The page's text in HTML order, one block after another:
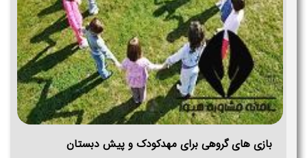
بازی های گروهی برای مهدکودک و پیش دبستان